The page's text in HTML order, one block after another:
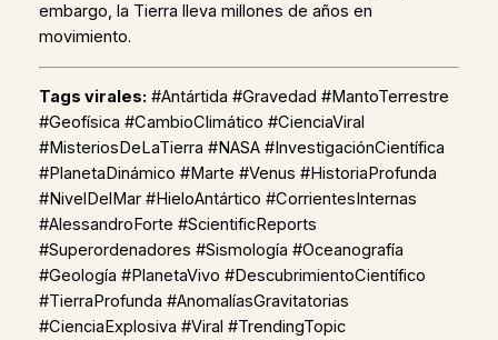
embargo, la Tierra lleva millones de años en
movimiento.
Tags virales: #Antártida #Gravedad #MantoTerrestre
#Geofísica #CambioClimático #CienciaViral
#MisteriosDeLaTierra #NASA #InvestigaciónCientífica
#PlanetaDinámico #Marte #Venus #HistoriaProfunda
#NivelDelMar #HieloAntártico #CorrientesInternas
#AlessandroForte #ScientificReports
#Superordenadores #Sismología #Oceanografía
#Geología #PlanetaVivo #DescubrimientoCientífico
#TierraProfunda #AnomalíasGravitatorias
#CienciaExplosiva #Viral #TrendingTopic